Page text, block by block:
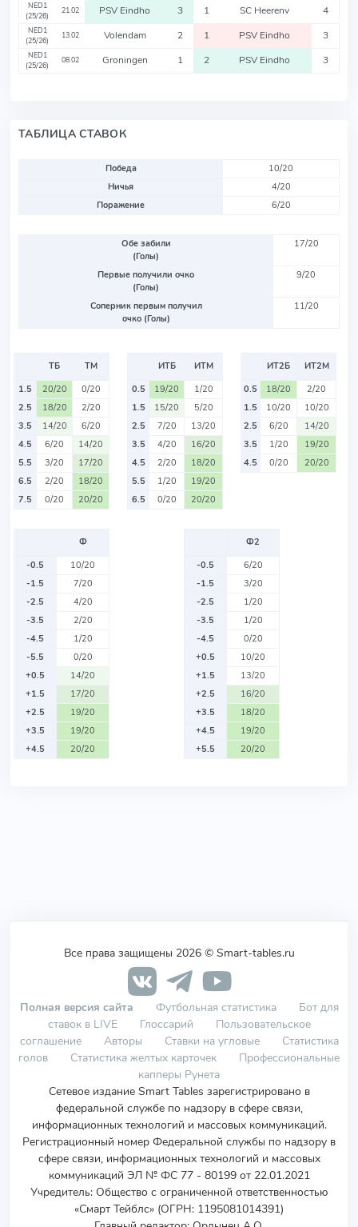
NED1
(25/26)
21.02 PSV Eindho 3 1 SC Heerenv 4
NED1
(25/26)
13.02 Volendam 2 1 PSV Eindho 3
NED1
(25/26)
08.02 Groningen 1 2 PSV Eindho 3
ТАБЛИЦА СТАВОК
Победа
10/20
Ничья
4/20
Поражение
6/20
Обе забили
(Голы)
17/20
Первые получили очко
(Голы)
9/20
Соперник первым получил
очко (Голы)
11/20
ТБ
ТМ
1.5
20/20
0/20
2.5
18/20
2/20
3.5
14/20
6/20
4.5
6/20
14/20
5.5
3/20
17/20
6.5
2/20
18/20
7.5
0/20 20/20
ИТБ
ИТМ
0.5
19/20
1/20
1.5
15/20
5/20
2.5
7/20
13/20
3.5
4/20
16/20
4.5
2/20
18/20
5.5
1/20
19/20
6.5
0/20 20/20
ИТ2Б
ИТ2М
0.5
18/20
2/20
1.5
10/20
10/20
2.5
6/20
14/20
3.5
1/20
19/20
4.5
0/20 20/20
Ф
-0.5
10/20
-1.5
7/20
-2.5
4/20
-3.5
2/20
-4.5
1/20
-5.5
0/20
+0.5
14/20
+1.5
17/20
+2.5
19/20
+3.5
19/20
+4.5
20/20
Ф2
-0.5
6/20
-1.5
3/20
-2.5
1/20
-3.5
1/20
-4.5
0/20
+0.5
10/20
+1.5
13/20
+2.5
16/20
+3.5
18/20
+4.5
19/20
+5.5
20/20
Все права защищены 2026 © Smart-tables.ru
Полная версия сайта Футбольная статистика
Бот для
ставок в LIVE
Глоссарий
Пользовательское
соглашение
Авторы Ставки на угловые
Статистика
голов
Статистика желтых карточек
Профессиональные
капперы Рунета
Сетевое издание Smart Tables зарегистрировано в
федеральной службе по надзору в сфере связи,
информационных технологий и массовых коммуникаций.
Регистрационный номер Федеральной службы по надзору в
сфере связи, информационных технологий и массовых
коммуникаций ЭЛ № ФС 77 - 80199 от 22.01.2021
Учредитель: Общество с ограниченной ответственностью
«Смарт Тейблс» (ОГРН: 1195081014391)